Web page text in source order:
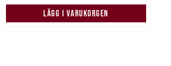
LÄGG I VARUKORGEN